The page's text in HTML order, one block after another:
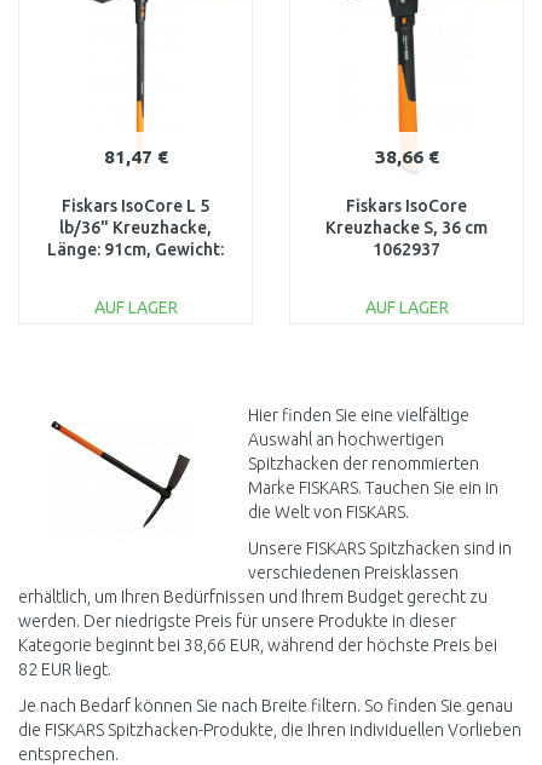
Vergleichen Vergleichen
81,47 €
Fiskars IsoCore L 5
lb/36" Kreuzhacke,
Länge: 91cm, Gewicht:
AUF LAGER
38,66 €
Fiskars IsoCore
Kreuzhacke S, 36 cm
1062937
AUF LAGER
Vergleichen
Hier finden Sie eine vielfältige
Auswahl an hochwertigen
Spitzhacken der renommierten
Marke FISKARS. Tauchen Sie ein in
die Welt von FISKARS.
Unsere FISKARS Spitzhacken sind in
verschiedenen Preisklassen
erhältlich, um Ihren Bedürfnissen und Ihrem Budget gerecht zu
werden. Der niedrigste Preis für unsere Produkte in dieser
Kategorie beginnt bei 38,66 EUR, während der höchste Preis bei
82 EUR liegt.
Je nach Bedarf können Sie nach Breite filtern. So finden Sie genau
die FISKARS Spitzhacken-Produkte, die Ihren individuellen Vorlieben
entsprechen.